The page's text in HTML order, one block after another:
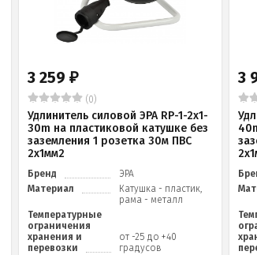
3 259₽
(0)
Удлинитель силовой ЭРА RP-1-2x1-
30m на пластиковой катушке без
заземления 1 розетка 30м ПВС
2x1мм2
Бренд
ЭРА
Материал
Катушка - пластик,
рама - металл
Температурные
ограничения
хранения и
перевозки
от -25 до +40
градусов
3